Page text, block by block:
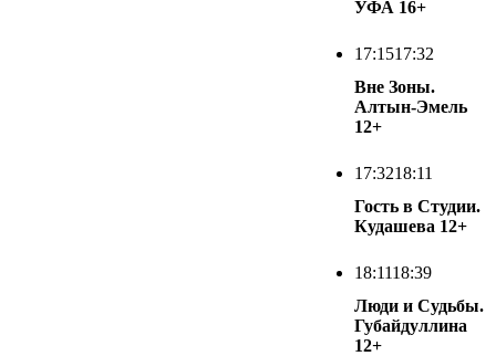
УФА 16+
17:1517:32
Вне Зоны.
Алтын-Эмель
12+
17:3218:11
Гость в Студии.
Кудашева 12+
18:1118:39
Люди и Судьбы.
Губайдуллина
12+